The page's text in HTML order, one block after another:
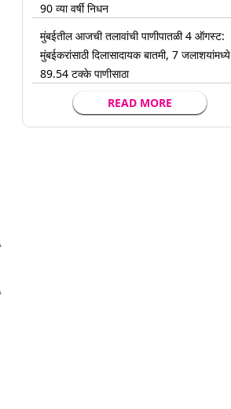
90 व्या वर्षी निधन
मुंबईतील आजची तलावांची पाणीपातळी 4 ऑगस्ट:
मुंबईकरांसाठी दिलासादायक बातमी, 7 जलाशयांमध्ये
89.54 टक्के पाणीसाठा
READ MORE